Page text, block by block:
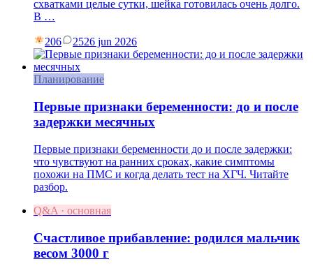
схватками целые сутки, шейка готовилась очень долго.
В …
206 2526 jun 2026
Планирование
Первые признаки беременности: до и после
задержки месячных
Первые признаки беременности до и после задержки:
что чувствуют на ранних сроках, какие симптомы
похожи на ПМС и когда делать тест на ХГЧ. Читайте
разбор.
Q&A · основная
Счастливое прибавление: родился мальчик
весом 3000 г